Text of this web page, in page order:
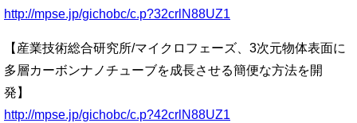
http://mpse.jp/gichobc/c.p?32crlN88UZ1
【産業技術総合研究所/マイクロフェーズ、3次元物体表面に
多層カーボンナノチューブを成長させる簡便な方法を開
発】
http://mpse.jp/gichobc/c.p?42crlN88UZ1